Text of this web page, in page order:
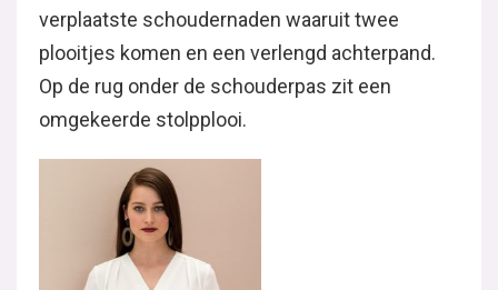
verplaatste schoudernaden waaruit twee
plooitjes komen en een verlengd achterpand.
Op de rug onder de schouderpas zit een
omgekeerde stolpplooi.